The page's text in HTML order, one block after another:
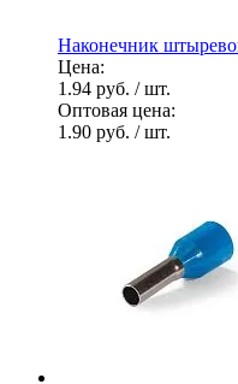
Наконечник
Цена:
1.94 руб. / шт.
Оптовая цена:
1.90 руб. / шт.